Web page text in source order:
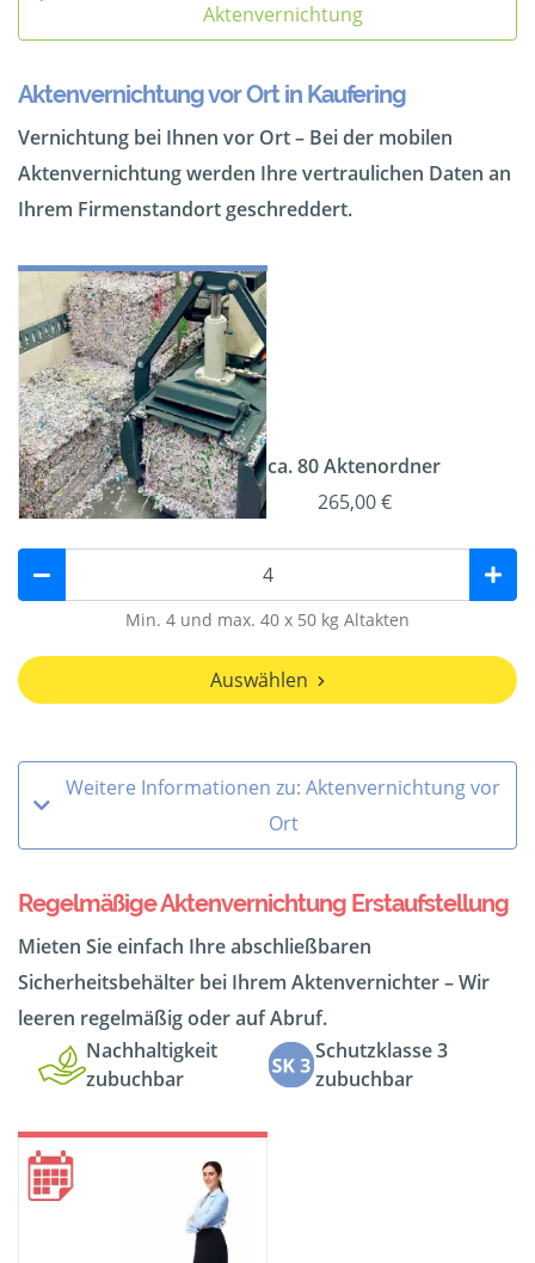
Aktenvernichtung
Aktenvernichtung vor Ort in Kaufering
Vernichtung bei Ihnen vor Ort – Bei der mobilen
Aktenvernichtung werden Ihre vertraulichen Daten an
Ihrem Firmenstandort geschreddert.
ca. 80 Aktenordner
265,00 €
Min. 4 und max. 40 x 50 kg Altakten
Auswählen
Weitere Informationen zu: Aktenvernichtung vor
Ort
Regelmäßige Aktenvernichtung Erstaufstellung
Mieten Sie einfach Ihre abschließbaren
Sicherheitsbehälter bei Ihrem Aktenvernichter – Wir
leeren regelmäßig oder auf Abruf.
Nachhaltigkeit
zubuchbar
Schutzklasse 3
zubuchbar